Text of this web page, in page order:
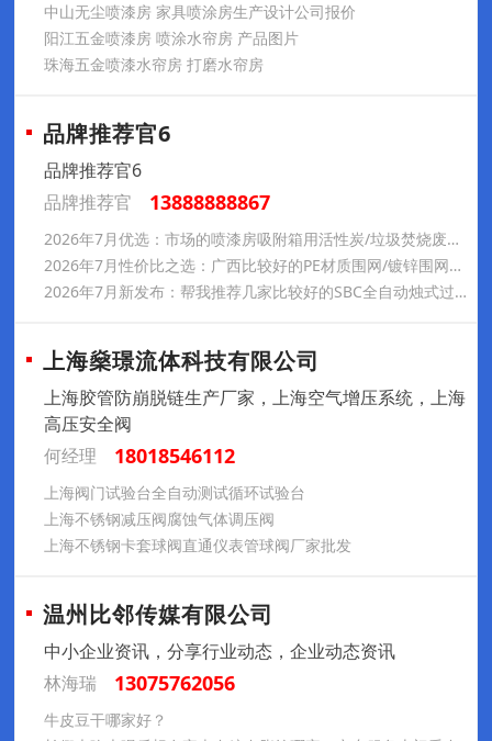
中山无尘喷漆房 家具喷涂房生产设计公司报价
阳江五金喷漆房 喷涂水帘房 产品图片
珠海五金喷漆水帘房 打磨水帘房
品牌推荐官6
品牌推荐官6
品牌推荐官
13888888867
2026年7月优选：市场的喷漆房吸附箱用活性炭/垃圾焚烧废气处理用活性炭制造企业哪家好-天清
2026年7月性价比之选：广西比较好的PE材质围网/镀锌围网服务商实力盘点-广洽
2026年7月新发布：帮我推荐几家比较好的SBC全自动烛式过滤器/烛式过滤器工厂综合推荐和选择指南-江苏旭阳化工
上海燊璟流体科技有限公司
上海胶管防崩脱链生产厂家，上海空气增压系统，上海
高压安全阀
何经理
18018546112
上海阀门试验台全自动测试循环试验台
上海不锈钢减压阀腐蚀气体调压阀
上海不锈钢卡套球阀直通仪表管球阀厂家批发
温州比邻传媒有限公司
中小企业资讯，分享行业动态，企业动态资讯
林海瑞
13075762056
牛皮豆干哪家好？